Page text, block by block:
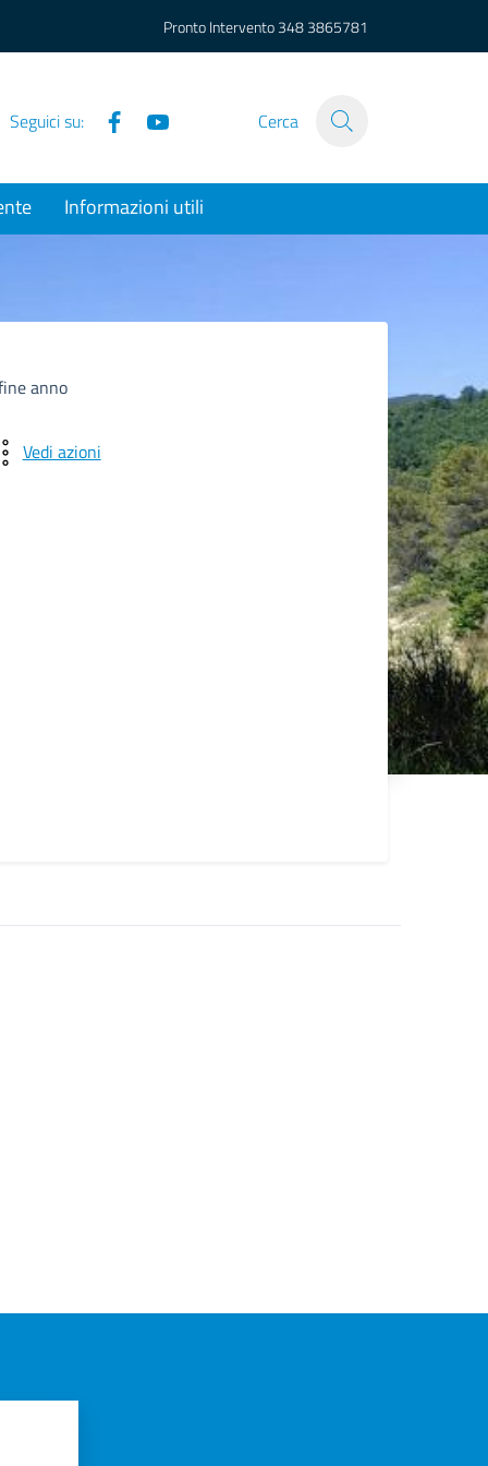
Pronto Intervento348 3865781
Seguici su: Facebook Cerca
Informazioni utili
anno
Vedi azioni